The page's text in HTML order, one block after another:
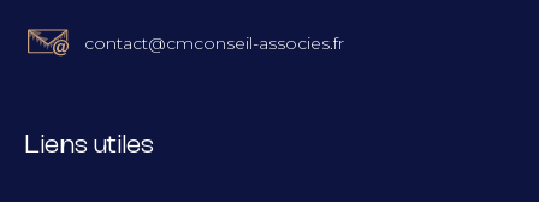
contact@cmconseil-associes.fr
Liens utiles